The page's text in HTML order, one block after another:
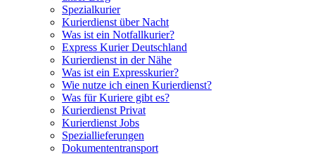
Spezialkurier
Kurierdienst über Nacht
Was ist ein Notfallkurier?
Express Kurier Deutschland
Kurierdienst in der Nähe
Was ist ein Expresskurier?
Wie nutze ich einen Kurierdienst?
Was für Kuriere gibt es?
Kurierdienst Privat
Kurierdienst Jobs
Speziallieferungen
Dokumententransport